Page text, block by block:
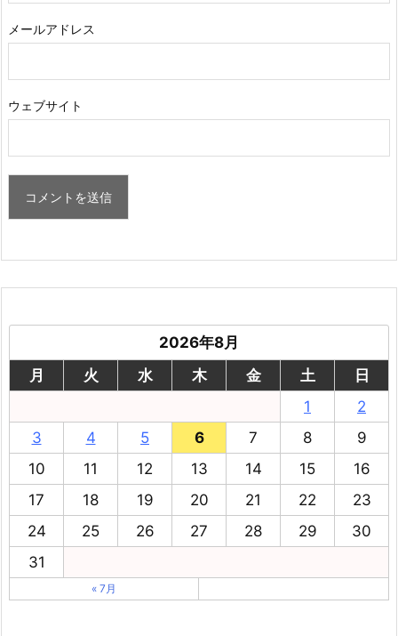
メールアドレス
ウェブサイト
2026年8月
月
火 水 木 金 土
日
1
2
3
4 5 6 7 8
9
10
11 12 13 14 15
16
17
18 19 20 21 22
23
24
25 26 27 28 29
30
31
« 7月